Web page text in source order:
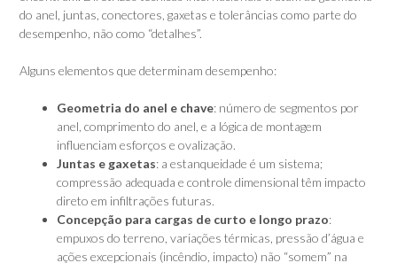
do anel, juntas, conectores, gaxetas e tolerâncias como parte do
desempenho, não como “detalhes”.
Alguns elementos que determinam desempenho:
Geometria do anel e chave: número de segmentos por
anel, comprimento do anel, e a lógica de montagem
influenciam esforços e ovalização.
Juntas e gaxetas: a estanqueidade é um sistema;
compressão adequada e controle dimensional têm impacto
direto em infiltrações futuras.
Concepção para cargas de curto e longo prazo:
empuxos do terreno, variações térmicas, pressão d’água e
ações excepcionais (incêndio, impacto) não “somem” na